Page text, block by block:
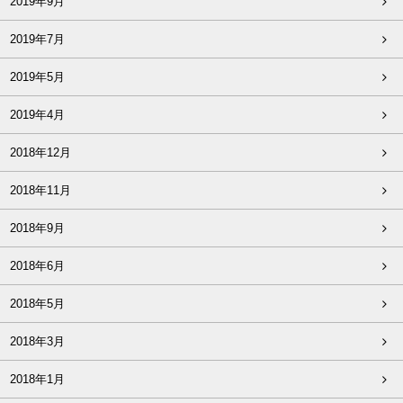
2019年7月
2019年5月
2019年4月
2018年12月
2018年11月
2018年9月
2018年6月
2018年5月
2018年3月
2018年1月